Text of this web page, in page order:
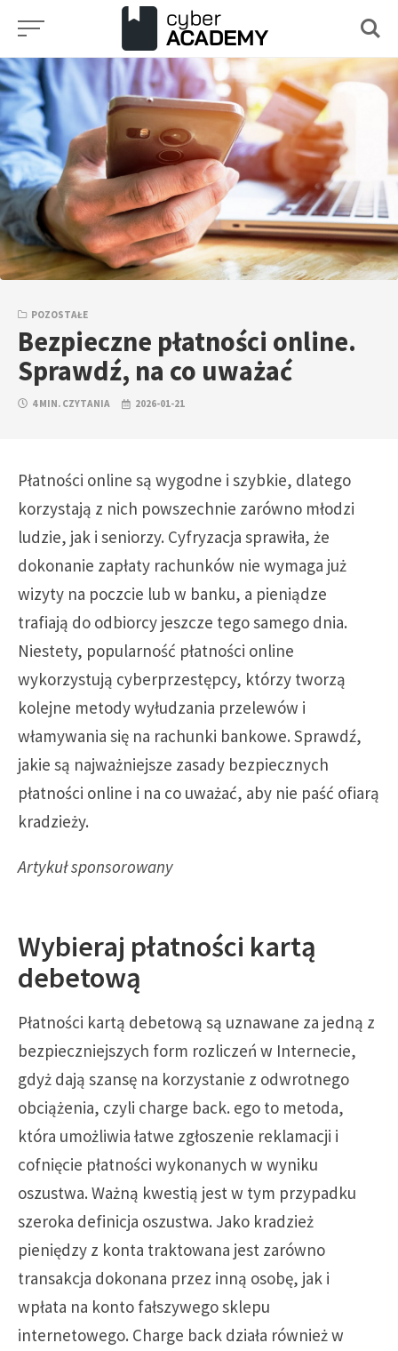
Przejdź
treści
POZOSTAŁE
Bezpieczne płatności online.
Sprawdź, na co uważać
4 MIN. CZYTANIA 2026-01-21
Płatności online są wygodne i szybkie, dlatego
korzystają z nich powszechnie zarówno młodzi
ludzie, jak i seniorzy. Cyfryzacja sprawiła, że
dokonanie zapłaty rachunków nie wymaga już
wizyty na poczcie lub w banku, a pieniądze
trafiają do odbiorcy jeszcze tego samego dnia.
Niestety, popularność płatności online
wykorzystują cyberprzestępcy, którzy tworzą
kolejne metody wyłudzania przelewów i
włamywania się na rachunki bankowe. Sprawdź,
jakie są najważniejsze zasady bezpiecznych
płatności online i na co uważać, aby nie paść ofiarą
kradzieży.
Artykuł sponsorowany
Wybieraj płatności kartą
debetową
Płatności kartą debetową są uznawane za jedną z
bezpieczniejszych form rozliczeń w Internecie,
gdyż dają szansę na korzystanie z odwrotnego
obciążenia, czyli charge back. ego to metoda,
która umożliwia łatwe zgłoszenie reklamacji i
cofnięcie płatności wykonanych w wyniku
oszustwa. Ważną kwestią jest w tym przypadku
szeroka definicja oszustwa. Jako kradzież
pieniędzy z konta traktowana jest zarówno
transakcja dokonana przez inną osobę, jak i
wpłata na konto fałszywego sklepu
internetowego. Charge back działa również w